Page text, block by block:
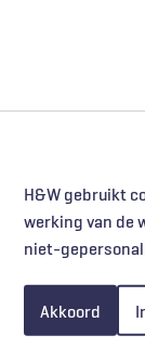
H&W gebruikt
werking van de
niet-
Akkoord